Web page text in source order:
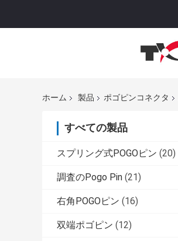
ホーム 製品 ポゴピンコネクタ
すべての製品
スプリング式POGOピン (20)
調査のPogo Pin (21)
右角POGOピン (16)
双端ポゴピン (12)